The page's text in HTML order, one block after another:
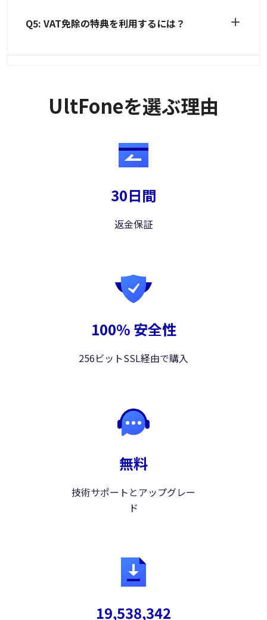
Q5: VAT免除の特典を利用するには？
UltFoneを選ぶ理由
30日間
返金保証
100% 安全性
256ビットSSL経由で購入
無料
技術サポートとアップグレー
ド
19,538,342